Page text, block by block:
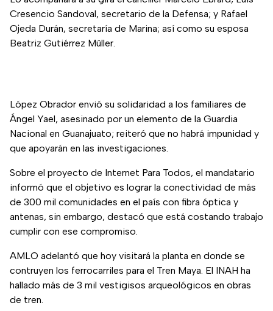
Cresencio Sandoval, secretario de la Defensa; y Rafael
Ojeda Durán, secretaría de Marina; así como su esposa
Beatriz Gutiérrez Müller.
López Obrador envió su solidaridad a los familiares de
Ángel Yael, asesinado por un elemento de la Guardia
Nacional en Guanajuato; reiteró que no habrá impunidad y
que apoyarán en las investigaciones.
Sobre el proyecto de Internet Para Todos, el mandatario
informó que el objetivo es lograr la conectividad de más
de 300 mil comunidades en el país con fibra óptica y
antenas, sin embargo, destacó que está costando trabajo
cumplir con ese compromiso.
AMLO adelantó que hoy visitará la planta en donde se
contruyen los ferrocarriles para el Tren Maya. El INAH ha
hallado más de 3 mil vestigisos arqueológicos en obras
de tren.